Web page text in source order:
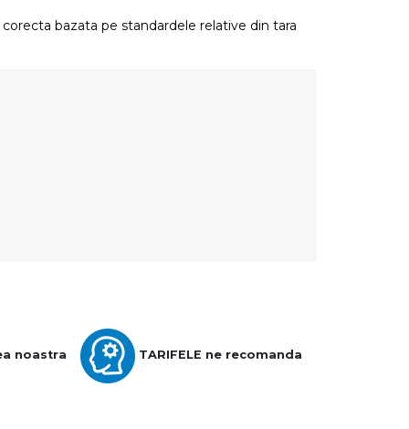
bazata pe standardele relative din tara
noastra TARIFELE ne recomanda